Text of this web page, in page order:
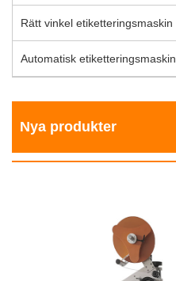
Rätt vinkel etiketteringsmaskin
Automatisk etiketteringsmaskin
Nya produkter